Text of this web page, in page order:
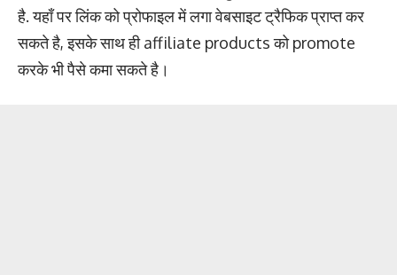
है. यहाँ पर लिंक को प्रोफाइल में लगा वेबसाइट ट्रैफिक प्राप्त कर
सकते है, इसके साथ ही affiliate products को promote
करके भी पैसे कमा सकते है।